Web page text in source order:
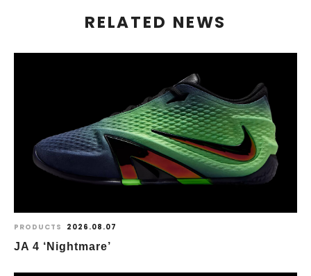
RELATED NEWS
PRODUCTS 2026.08.07
JA 4 ‘Nightmare’